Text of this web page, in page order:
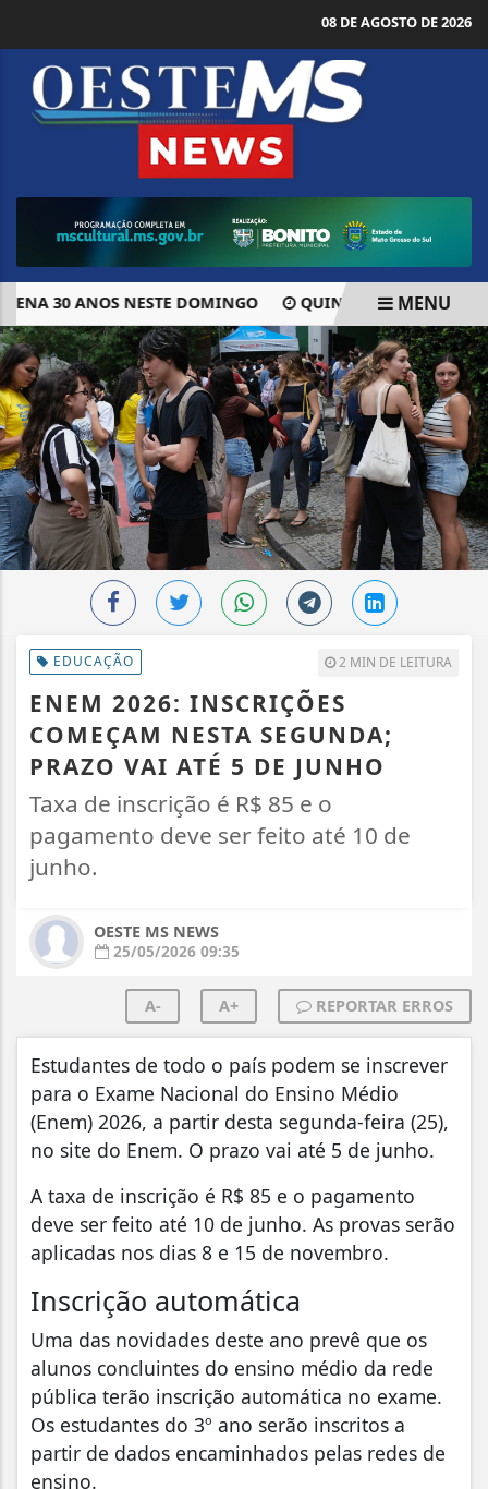
08 DE AGOSTO DE 2026
30 ANOS NESTE DOMINGO QUINA DE SÃO JOÃO
EM ALTA
MENU
EDUCAÇÃO 2 MIN DE LEITURA
ENEM 2026: INSCRIÇÕES
COMEÇAM NESTA SEGUNDA;
PRAZO VAI ATÉ 5 DE JUNHO
Taxa de inscrição é R$ 85 e o
pagamento deve ser feito até 10 de
junho.
OESTE MS NEWS
25/05/2026 09:35
A- A+ REPORTAR ERROS
Estudantes de todo o país podem se inscrever
para o Exame Nacional do Ensino Médio
(Enem) 2026, a partir desta segunda-feira (25),
no site do Enem. O prazo vai até 5 de junho.
A taxa de inscrição é R$ 85 e o pagamento
deve ser feito até 10 de junho. As provas serão
aplicadas nos dias 8 e 15 de novembro.
Inscrição automática
Uma das novidades deste ano prevê que os
alunos concluintes do ensino médio da rede
pública terão inscrição automática no exame.
Os estudantes do 3º ano serão inscritos a
partir de dados encaminhados pelas redes de
ensino.